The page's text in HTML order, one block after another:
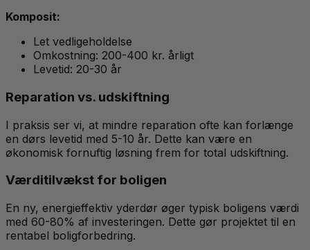
Komposit:
Let vedligeholdelse
Omkostning: 200-400 kr. årligt
Levetid: 20-30 år
Reparation vs. udskiftning
I praksis ser vi, at mindre reparation ofte kan forlænge
en dørs levetid med 5-10 år. Dette kan være en
økonomisk fornuftig løsning frem for total udskiftning.
Værditilvækst for boligen
En ny, energieffektiv yderdør øger typisk boligens værdi
med 60-80% af investeringen. Dette gør projektet til en
rentabel boligforbedring.